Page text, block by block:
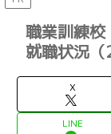
職業訓練校
就職状況（
X
LINE